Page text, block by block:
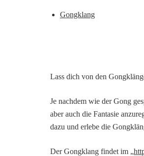
Gongklang
Lass dich von den
Je nachdem wie der Gong
aber auch die Fantasie
dazu und erlebe die
Der Gongklang findet im „